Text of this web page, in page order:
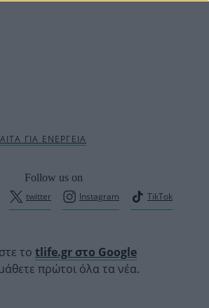
Follow us on
twitter Instagram TikTok
το tlife.gr στο Google
πρώτοι όλα τα νέα.